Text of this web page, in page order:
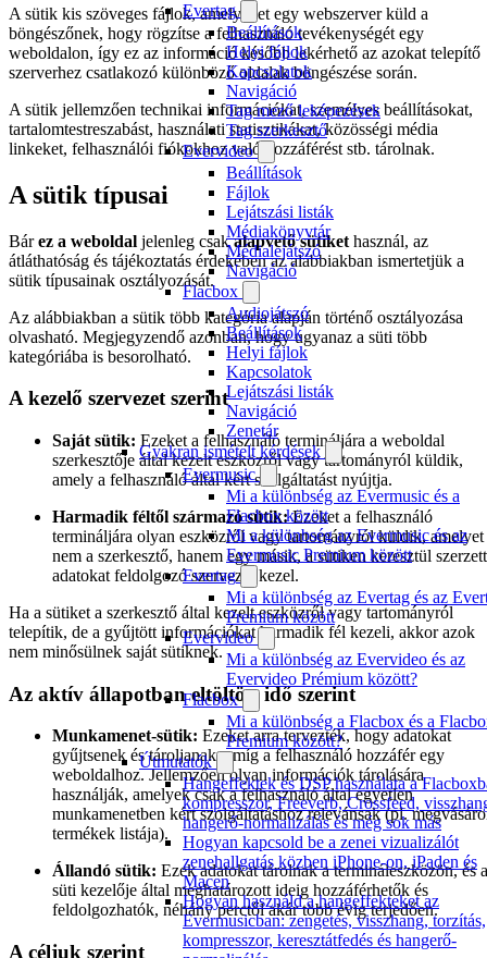
Evertag
Beállítások
Helyi fájlok
Kapcsolatok
Navigáció
Tag mező leképezések
Tag szerkesztő
Evervideo
Beállítások
Fájlok
Lejátszási listák
Médiakönyvtár
Médialejátszó
Navigáció
Flacbox
Audiojátszó
Beállítások
Helyi fájlok
Kapcsolatok
Lejátszási listák
Navigáció
Zenetár
Gyakran ismételt kérdések
Evermusic
Mi a különbség az Evermusic és a
Flacbox között
Mi a különbség az Evermusic és az
Evermusic Premium között
Evertag
Mi a különbség az Evertag és az
Premium között
Evervideo
Mi a különbség az Evervideo és az
Evervideo Prémium között?
Flacbox
Mi a különbség a Flacbox és a
Premium között?
Útmutatók
Hangeffektek és DSP használata a
kompresszor, Freeverb, Crossfeed,
hangerő-normalizálás és még sok más
Hogyan kapcsold be a zenei vizualizálót
zenehallgatás közben iPhone-on, iPaden és
Macen
Hogyan használd a hangeffekteket az
Evermusicban: zengetés, visszhang, torzítás,
kompresszor, keresztátfedés és hangerő-
A sütik kis szöveges fájlok, amelyeket egy webszerver küld a
böngészőnek, hogy rögzítse a felhasználó tevékenységét egy
weboldalon, így ez az információ később lekérhető az azokat telepítő
szerverhez csatlakozó különböző oldalak böngészése során.
A sütik jellemzően technikai információkat, személyes beállításokat,
tartalomtestreszabást, használati statisztikákat, közösségi média
linkeket, felhasználói fiókokhoz való hozzáférést stb. tárolnak.
A sütik típusai
Bárez a weboldal jelenleg csakalapvető sütiket használ, az
átláthatóság és tájékoztatás érdekében az alábbiakban ismertetjük a
sütik típusainak osztályozását.
Az alábbiakban a sütik több kategória alapján történő osztályozása
olvasható. Megjegyzendő azonban, hogy ugyanaz a süti több
kategóriába is besorolható.
A kezelő szervezet szerint
Saját sütik: Ezeket a felhasználó termináljára a weboldal
szerkesztője által kezelt eszközről vagy tartományról küldik,
amely a felhasználó által kért szolgáltatást nyújtja.
Harmadik féltől származó sütik:Ezeket a felhasználó
termináljára olyan eszközről vagy tartományról küldik, amelyet
nem a szerkesztő, hanem egy másik, a sütiken keresztül szerzett
adatokat feldolgozó szervezet kezel.
Ha a sütiket a szerkesztő által kezelt eszközről vagy tartományról
telepítik, de a gyűjtött információkat harmadik fél kezeli, akkor azok
nem minősülnek saját sütiknek.
Az aktív állapotban eltöltött idő szerint
Munkamenet-sütik: Ezeket arra tervezték, hogy adatokat
gyűjtsenek és tároljanak, amíg a felhasználó hozzáfér egy
weboldalhoz. Jellemzően olyan információk tárolására
használják, amelyek csak a felhasználó által egyetlen
munkamenetben kért szolgáltatáshoz relevánsak (pl.
termékek listája).
Állandó sütik: Ezek adatokat tárolnak a termináleszközön, és a
süti kezelője által meghatározott ideig hozzáférhetők és
feldolgozhatók, néhány perctől akár több évig terjedően.
A céljuk szerint